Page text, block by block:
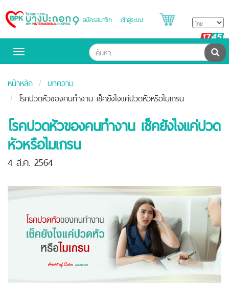
Bangpakok
Hospital
สมัครสมาชิก เข้าสู่ระบบ
Toggle
ค้น
หน้าหลัก
บทความ
โรคปวดหัวของคนทำงาน เช็คยังไงแค่ปวดหัวหรือไมเกรน
โรคปวดหัวของคนทำงาน เช็คยังไงแค่ปวด
หัวหรือไมเกรน
4 ส.ค. 2564